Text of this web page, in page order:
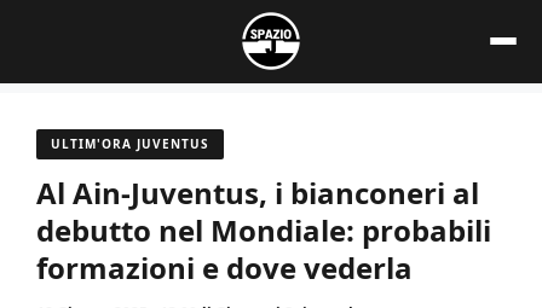
contenuto
ULTIM'ORA JUVENTUS
Al Ain-Juventus, i bianconeri al
debutto nel Mondiale: probabili
formazioni e dove vederla